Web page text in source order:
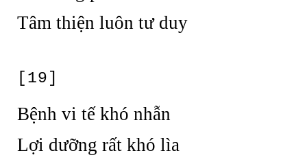
Tâm thiện luôn tư duy
[19]
Bệnh vi tế khó nhẫn
Lợi dưỡng rất khó lìa